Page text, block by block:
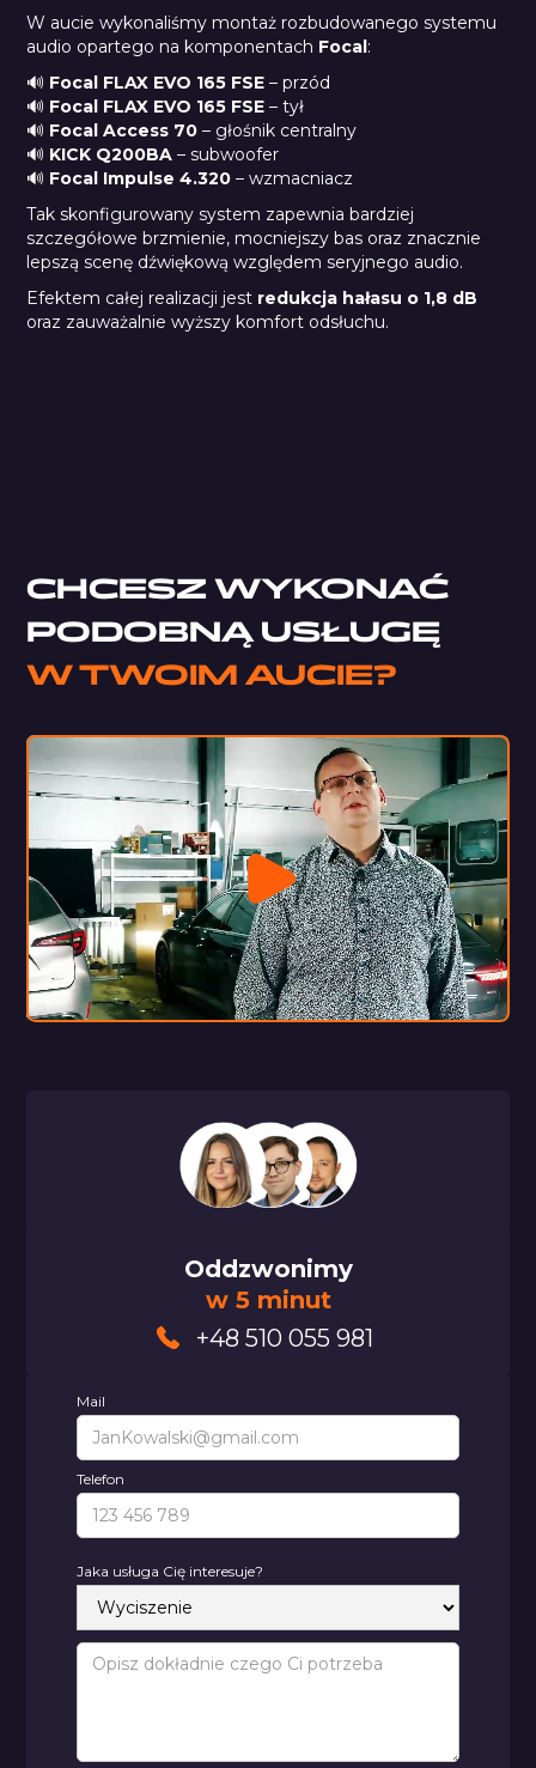
W aucie wykonaliśmy montaż rozbudowanego systemu
audio opartego na komponentach Focal:
🔊 Focal FLAX EVO 165 FSE – przód
🔊 Focal FLAX EVO 165 FSE – tył
🔊 Focal Access 70 – głośnik centralny
🔊 KICK Q200BA – subwoofer
🔊 Focal Impulse 4.320 – wzmacniacz
Tak skonfigurowany system zapewnia bardziej
szczegółowe brzmienie, mocniejszy bas oraz znacznie
lepszą scenę dźwiękową względem seryjnego audio.
Efektem całej realizacji jest redukcja hałasu o 1,8 dB
oraz zauważalnie wyższy komfort odsłuchu.
CHCESZ WYKONAĆ
PODOBNĄ USŁUGĘ
W TWOIM AUCIE?
Oddzwonimy
w 5 minut
+48 510 055 981
Mail
Telefon
Jaka usługa Cię interesuje?